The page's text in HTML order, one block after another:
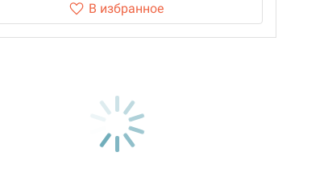
В избранное